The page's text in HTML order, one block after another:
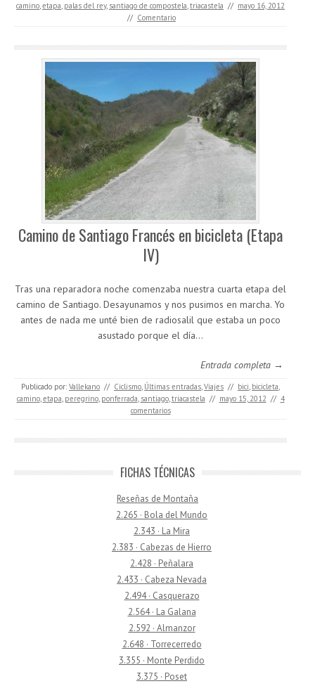
camino,etapa, palas del rey, santiago de compostela,triacastela // mayo 16, 2012
// Comentario
Camino de Santiago Francés en bicicleta (Etapa
IV)
Tras una reparadora noche comenzaba nuestra cuarta etapa del
camino de Santiago. Desayunamos y nos pusimos en marcha. Yo
antes de nada me unté bien de radiosalil que estaba un poco
asustado porque el día…
Entrada completa →
Publicado por: Vallekano // Ciclismo, Últimas entradas,Viajes // bici, bicicleta,
camino,etapa, peregrino, ponferrada, santiago,triacastela // mayo 15, 2012 // 4
comentarios
FICHAS TÉCNICAS
Reseñas de Montaña
2.265 · Bola del Mundo
2.343 · La Mira
2.383 · Cabezas de Hierro
2.428 · Peñalara
2.433 · Cabeza Nevada
2.494 · Casquerazo
2.564 · La Galana
2.592 · Almanzor
2.648 · Torrecerredo
3.355 · Monte Perdido
3.375 · Poset